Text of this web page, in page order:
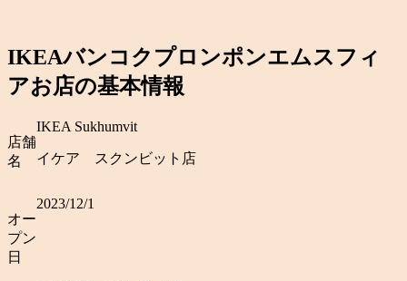
IKEAバンコクプロンポンエムスフィ
アお店の基本情報
店舗
名
IKEA Sukhumvit
イケア スクンビット店
オー
プン
日
2023/12/1